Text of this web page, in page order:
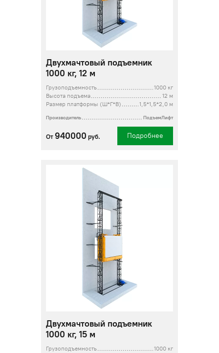
Двухмачтовый подъемник
1000 кг, 12 м
Грузоподъемность
1000 кг
Высота подъема
12 м
Размер платформы (Ш*Г*В)
1,5*1,5*2,0 м
Производитель ПодъемЛифт
От 940000 руб. Подробнее
Двухмачтовый подъемник
1000 кг, 15 м
Грузоподъемность
1000 кг